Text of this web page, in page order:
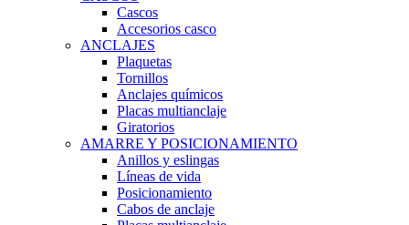
Cascos
Accesorios casco
ANCLAJES
Plaquetas
Tornillos
Anclajes químicos
Placas multianclaje
Giratorios
AMARRE Y POSICIONAMIENTO
Anillos y eslingas
Líneas de vida
Posicionamiento
Cabos de anclaje